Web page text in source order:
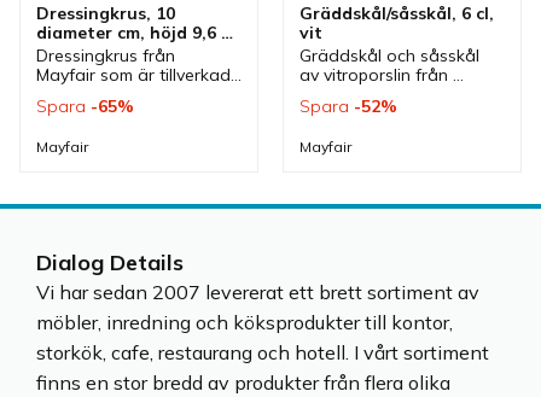
Dressingkrus, 10
diameter cm, höjd 9,6
cm, 0,5 liter - 3 st/fp
Dressingkrus från
Mayfair som är tillverkad
Dressingkrus som även
skål.
Spara 65%
Mayfair
Gräddskål/såsskål, 6 cl,
vit
Gräddskål och såsskål
av vitroporslin från
passar bra som såsskål,
serveringsskål.
Spara 52%
Mayfair
Dialog Details
Vi har sedan 2007 levererat ett brett sortiment av
möbler, inredning och köksprodukter till kontor,
storkök, cafe, restaurang och hotell. I vårt sortiment
finns en stor bredd av produkter från flera olika